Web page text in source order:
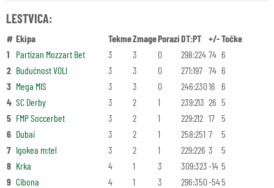
LESTVICA:
# Ekipa TekmeZmagePoraziDT:PT +/-Točke
1
Partizan Mozzart Bet 3 3 0 298:224 74 6
2 Budućnost VOLI 3 3 0 271:197 74 6
3 Mega MIS 3 3 0 246:23016 6
4 SC Derby 3 2 1 239:213 26 5
5 FMP Soccerbet 3 2 1 229:212 17 5
6 Dubai 3 2 1 258:251 7
5
7 Igokea m:tel 3 2 1 229:226 3
5
8 Krka 4 1 3 309:323-14 5
9 Cibona 4 1 3 296:350-545